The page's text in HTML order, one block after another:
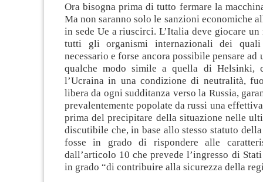
Ora bisogna prima di tutto fermare la
Ma non saranno solo le sanzioni economiche
in sede Ue a riuscirci. L’Italia deve giocare
tutti gli organismi internazionali dei
necessario e forse ancora possibile pensare ad
qualche modo simile a quella di Helsinki,
l’Ucraina in una condizione di neutralità,
libera da ogni sudditanza verso la Russia,
prevalentemente popolate da russi una
prima del precipitare della situazione nelle
discutibile che, in base allo stesso statuto
fosse in grado di rispondere alle
dall’articolo 10 che prevede l’ingresso di
in grado “di contribuire alla sicurezza della